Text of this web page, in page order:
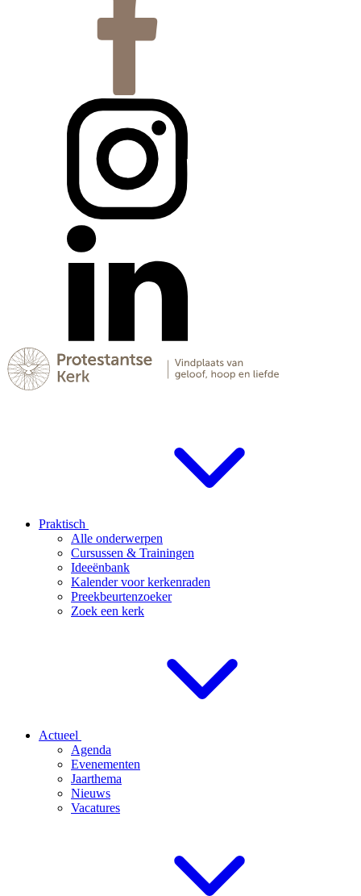
Praktisch
Alle onderwerpen
Cursussen & Trainingen
Ideeënbank
Kalender voor kerkenraden
Preekbeurtenzoeker
Zoek een kerk
Actueel
Agenda
Evenementen
Jaarthema
Nieuws
Vacatures